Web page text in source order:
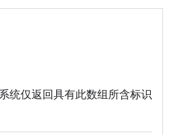
统仅返回具有此数组所含标识